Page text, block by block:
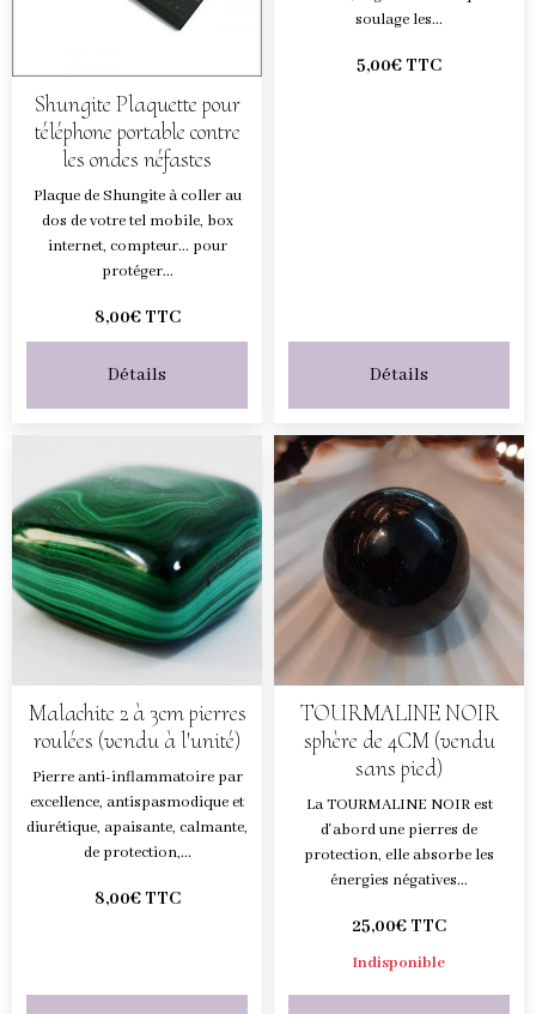
Shungite Plaquette pour
téléphone portable contre
les ondes néfastes
Plaque de Shungite à coller au
dos de votre tel mobile, box
internet, compteur... pour
protéger...
8,00€ TTC
Détails
soulage les...
5,00€ TTC
Détails
Malachite 2 à 3cm pierres
roulées (vendu à l'unité)
Pierre anti-inflammatoire par
excellence, antispasmodique et
diurétique, apaisante, calmante,
de protection,...
8,00€ TTC
TOURMALINE NOIR
sphère de 4CM (vendu
sans pied)
La TOURMALINE NOIR est
d'abord une pierres de
protection, elle absorbe les
énergies négatives...
25,00€ TTC
Indisponible